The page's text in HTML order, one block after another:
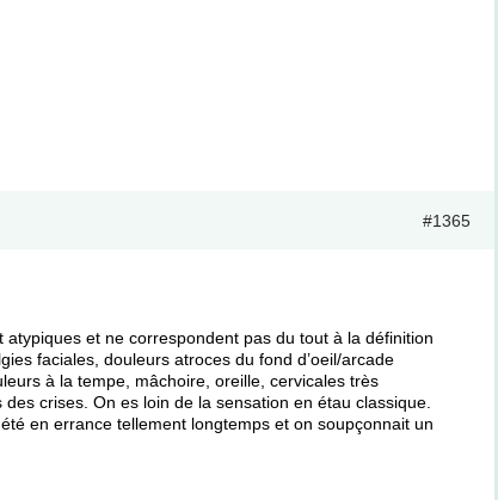
#1365
et ne correspondent pas du tout à la définition
faciales, douleurs atroces du fond d’oeil/arcade
à la tempe, mâchoire, oreille, cervicales très
crises. On es loin de la sensation en étau classique.
en errance tellement longtemps et on soupçonnait un